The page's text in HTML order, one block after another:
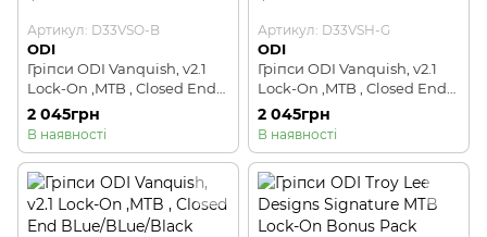
Артикул: D33VSO-B
ODI
Гріпси ODI Vanquish, v2.1
Lock-On ,MTB , Closed End
Orange/Black
2 045грн
В наявності
Артикул: D33VSH-G
ODI
Гріпси ODI Vanquish, v2.1
Lock-On ,MTB , Closed End
Graphite
2 045грн
В наявності